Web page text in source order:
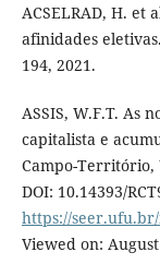
ACSELRAD, H.
afinidades
194, 2021.
ASSIS, W.F.T. As
capitalista e
Campo-Território,
DOI: 10.14393/
https://
Viewed on: